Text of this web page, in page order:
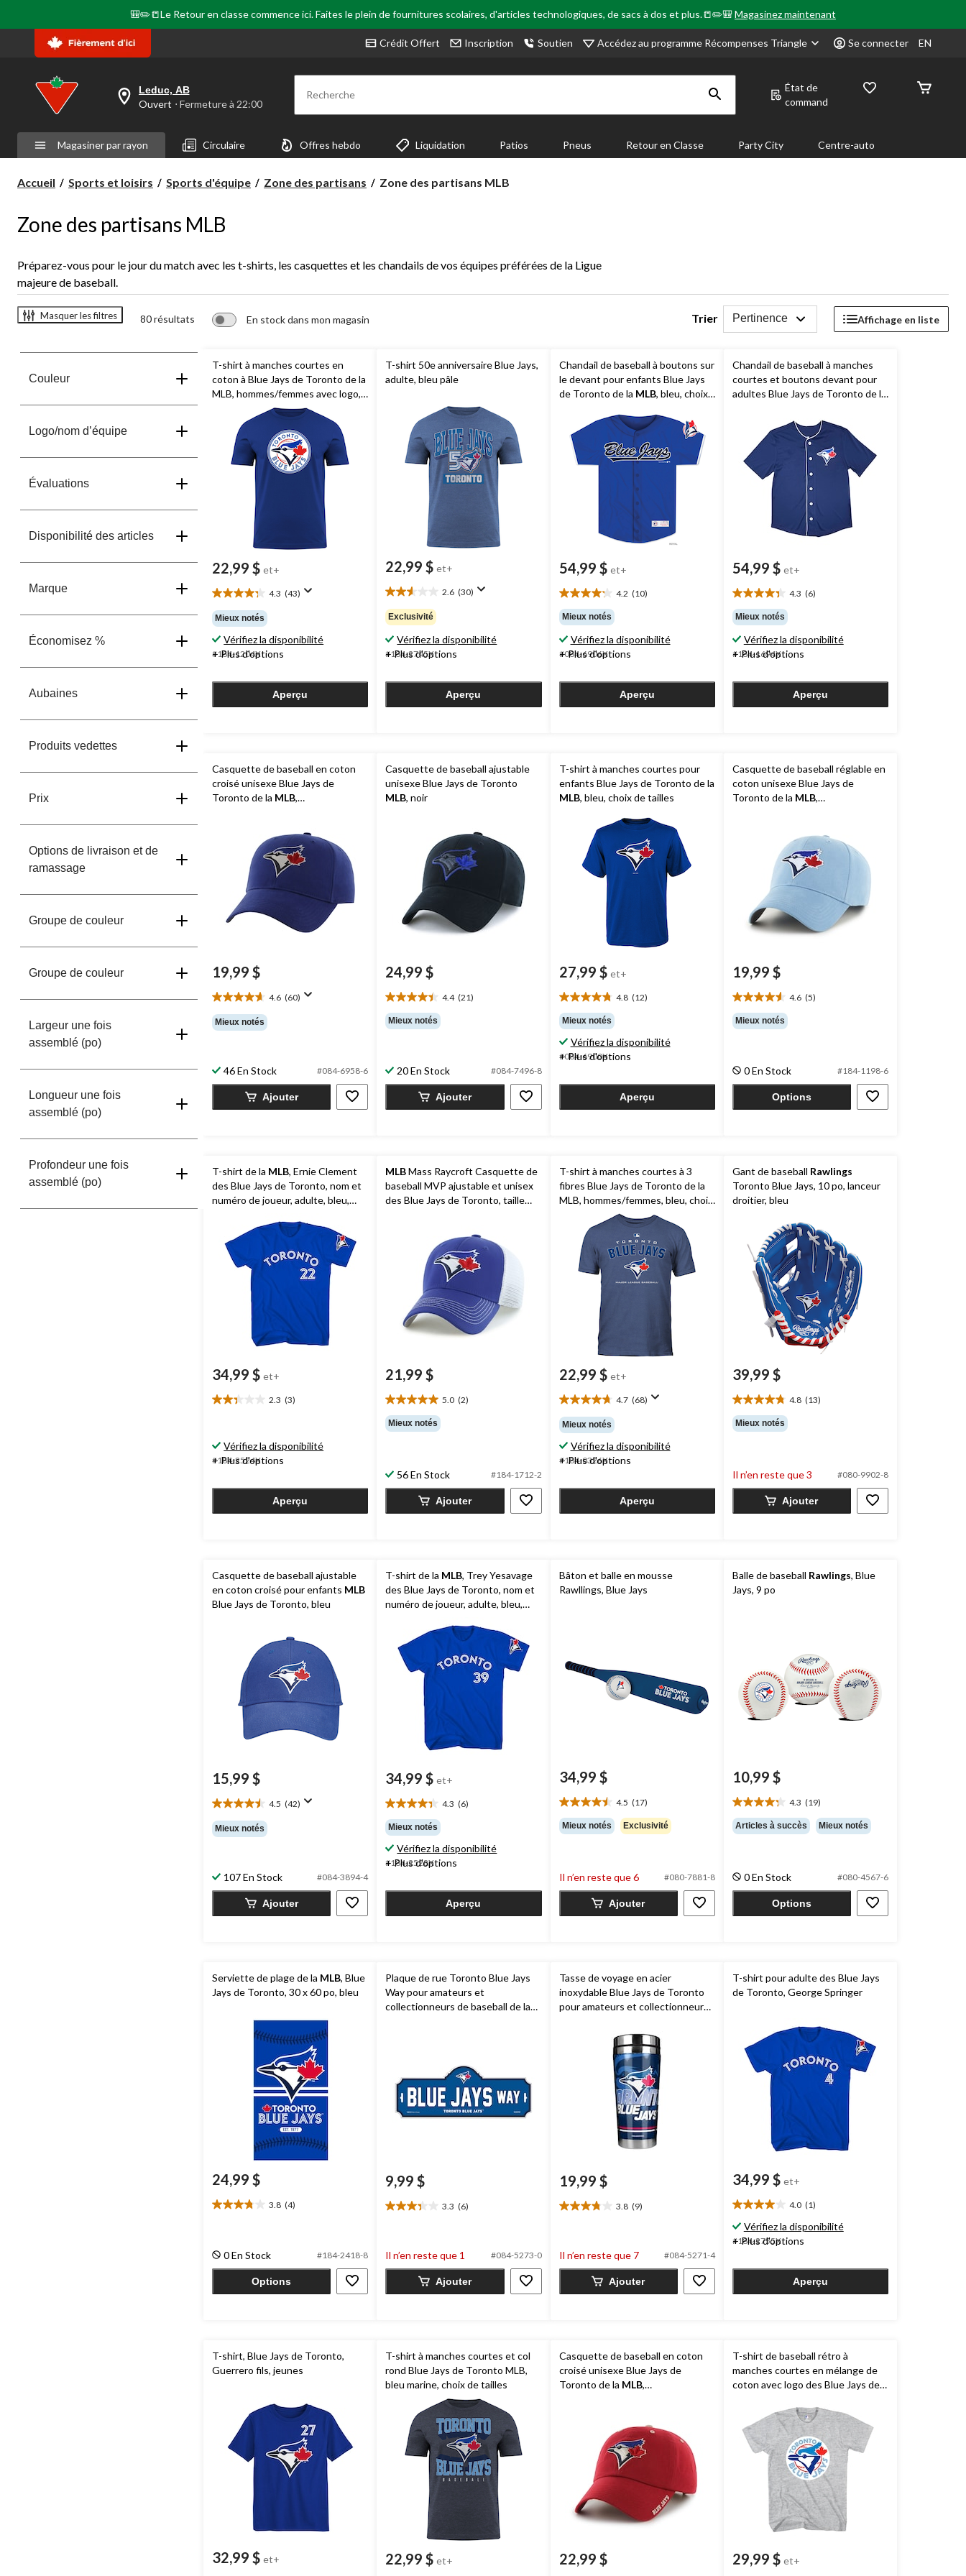
🎒✏️📒Le Retour en classe commence ici. Faites le plein de fournitures scolaires, d'articles technologiques, de sacs à dos et plus.📒✏️🎒Magasinez maintenant
Crédit Offert Inscription Soutien Accédez au programme Récompenses Triangle Se connecter EN
votre
est
Leduc,
AB,
Ouvert,
22:00
changer
Leduc, AB
Ouvert ⋅ Fermeture à 22:00 Recherche
État de
command
Magasiner par rayon Circulaire Offres hebdo Liquidation Patios Pneus Retour en Classe Party City Centre-auto
Accueil Sports et loisirs Sports d'équipe Zone des partisans
Zone
Zone des partisans MLB
Zone des partisans MLB
Préparez-vous pour le jour du match avec les t-shirts, les casquettes et les chandails de vos équipes préférées de la Ligue
majeure de baseball.
Masquer les filtres 80 résultats En stock dans mon magasin Trier Pertinence Affichage en liste
Couleur
Logo/nom d’équipe
Évaluations
Disponibilité des articles
Marque
Économisez %
Aubaines
Produits vedettes
Prix
Options de livraison et de
ramassage
Groupe de couleur
Groupe de couleur
Largeur une fois
assemblé (po)
Longueur une fois
assemblé (po)
Profondeur une fois
assemblé (po)
T-shirt à manches courtes en
coton à Blue Jays de Toronto de la
MLB, hommes/femmes avec logo,
bleu royal, choix de tailles
22,99 $ et+
4.3 (43)
4.3
étoile(s)
sur
5.
43
Mieux notés
Vérifiez la disponibilité
#184-1204X
+ Plus d'options
Aperçu
T-shirt 50e anniversaire Blue Jays,
adulte, bleu pâle
22,99 $ et+
2.6 (30)
2.6
étoile(s)
sur
5.
30
Exclusivité
Vérifiez la disponibilité
#184-2745X
+ Plus d'options
Aperçu
Chandail de baseball à boutons sur
le devant pour enfants Blue Jays
de Toronto de la MLB, bleu, choix
54,99 $ et+
4.2 (10)
4.2
étoile(s)
sur
5.
10
Mieux notés
Vérifiez la disponibilité
#084-6906X
+ Plus d'options
Aperçu
Chandail de baseball à manches
courtes et boutons devant pour
adultes Blue Jays de Toronto de la
54,99 $ et+
4.3 (6)
4.3
étoile(s)
sur
5.
6
Mieux notés
Vérifiez la disponibilité
#184-1694X
+ Plus d'options
Aperçu
Casquette de baseball en coton
croisé unisexe Blue Jays de
Toronto de la MLB,
19,99 $
4.6 (60)
4.6
étoile(s)
sur
évaluations
Mieux notés
46 En Stock #084-6958-6
Ajouter
Casquette de baseball ajustable
unisexe Blue Jays de Toronto
MLB, noir
24,99 $
4.4 (21)
4.4
étoile(s)
sur
évaluations
Mieux notés
20 En Stock #084-7496-8
Ajouter
T-shirt à manches courtes pour
enfants Blue Jays de Toronto de la
MLB, bleu, choix de tailles
27,99 $ et+
4.8 (12)
4.8
étoile(s)
sur
5.
12
Mieux notés
Vérifiez la disponibilité
#084-6900X
+ Plus d'options
Aperçu
Casquette de baseball réglable en
coton unisexe Blue Jays de
Toronto de la MLB,
19,99 $
4.6 (5)
4.6
étoile(s)
sur
évaluations
Mieux notés
0 En Stock #184-1198-6
Options
T-shirt de la MLB, Ernie Clement
des Blue Jays de Toronto, nom et
numéro de joueur, adulte, bleu,
34,99 $ et+
2.3 (3)
2.3
5.
3
Vérifiez la disponibilité
#184-2524X
+ Plus d'options
Aperçu
MLBMass Raycroft Casquette de
baseball MVP ajustable et unisex
des Blue Jays de Toronto, taille
21,99 $
5.0 (2)
5.0
étoile(s)
sur
évaluations
Mieux notés
56 En Stock #184-1712-2
Ajouter
T-shirt à manches courtes à 3
fibres Blue Jays de Toronto de la
MLB, hommes/femmes, bleu, choix
22,99 $ et+
4.7 (68)
4.7
étoile(s)
sur
5.
68
Mieux notés
Vérifiez la disponibilité
#184-0326X
+ Plus d'options
Aperçu
Gant de baseball Rawlings
Toronto Blue Jays, 10 po, lanceur
droitier, bleu
39,99 $
4.8 (13)
4.8
étoile(s)
sur
évaluations
Mieux notés
Il n’en reste que 3 #080-9902-8
Ajouter
Casquette de baseball ajustable
en coton croisé pour enfants MLB
Blue Jays de Toronto, bleu
15,99 $
4.5 (42)
4.5
étoile(s)
sur
évaluations
Mieux notés
107 En Stock #084-3894-4
Ajouter
T-shirt de la MLB, Trey Yesavage
des Blue Jays de Toronto, nom et
numéro de joueur, adulte, bleu,
34,99 $ et+
4.3 (6)
4.3
étoile(s)
sur
5.
6
Mieux notés
Vérifiez la disponibilité
#184-2528X
+ Plus d'options
Aperçu
Bâton et balle en mousse
Rawllings, Blue Jays
34,99 $
4.5 (17)
4.5
étoile(s)
sur
évaluations
Mieux notés Exclusivité
Il n’en reste que 6 #080-7881-8
Ajouter
Balle de baseball Rawlings, Blue
Jays, 9 po
10,99 $
4.3 (19)
4.3
étoile(s)
sur
évaluations
Articles à succès Mieux notés
0 En Stock #080-4567-6
Options
Serviette de plage de la MLB, Blue
Jays de Toronto, 30 x 60 po, bleu
24,99 $
3.8 (4)
3.8
5.
4
évaluations
0 En Stock #184-2418-8
Options
Plaque de rue Toronto Blue Jays
Way pour amateurs et
collectionneurs de baseball de la
9,99 $
3.3 (6)
3.3
5.
6
évaluations
Il n’en reste que 1 #084-5273-0
Ajouter
Tasse de voyage en acier
inoxydable Blue Jays de Toronto
pour amateurs et collectionneurs
19,99 $
3.8 (9)
3.8
5.
9
évaluations
Il n’en reste que 7 #084-5271-4
Ajouter
T-shirt pour adulte des Blue Jays
de Toronto, George Springer
34,99 $ et+
4.0 (1)
4.0
étoile(s)
sur
1
Vérifiez la disponibilité
#184-2755X
+ Plus d'options
Aperçu
T-shirt, Blue Jays de Toronto,
Guerrero fils, jeunes
32,99 $ et+
T-shirt à manches courtes et col
rond Blue Jays de Toronto MLB,
bleu marine, choix de tailles
22,99 $ et+
Casquette de baseball en coton
croisé unisexe Blue Jays de
Toronto de la MLB,
22,99 $
T-shirt de baseball rétro à
manches courtes en mélange de
coton avec logo des Blue Jays de
chiné, choix de tailles
29,99 $ et+